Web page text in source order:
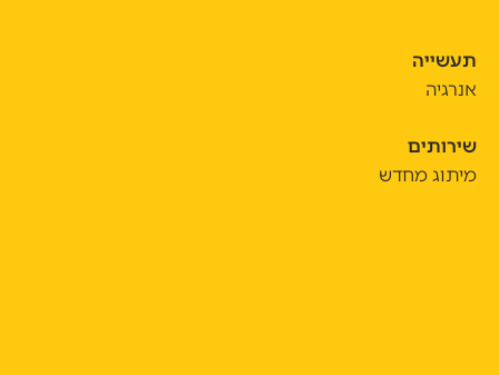
תעשייה
אנרגיה
שירותים
מיתוג מחדש